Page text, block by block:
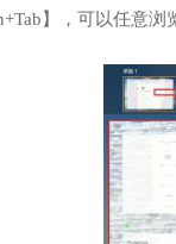
】，可以任意浏